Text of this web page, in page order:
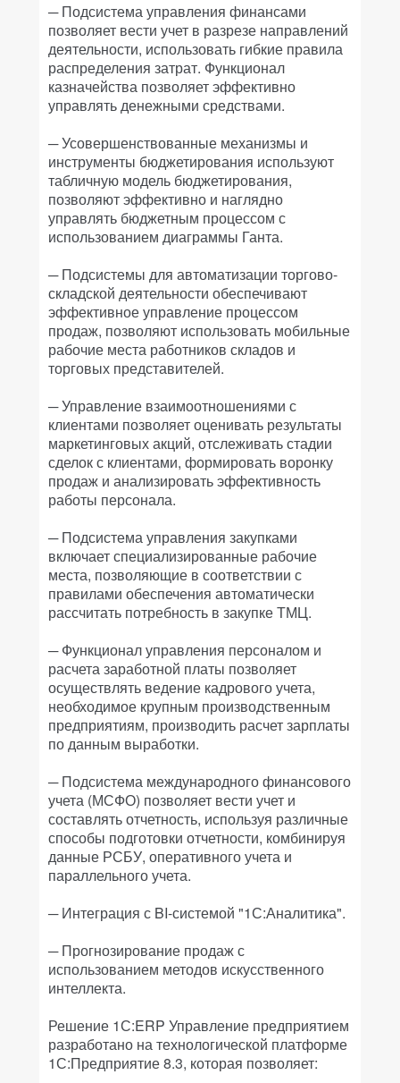
─ Подсистема управления финансами
позволяет вести учет в разрезе направлений
деятельности, использовать гибкие правила
распределения затрат. Функционал
казначейства позволяет эффективно
управлять денежными средствами.
─ Усовершенствованные механизмы и
инструменты бюджетирования используют
табличную модель бюджетирования,
позволяют эффективно и наглядно
управлять бюджетным процессом с
использованием диаграммы Ганта.
─ Подсистемы для автоматизации торгово-
складской деятельности обеспечивают
эффективное управление процессом
продаж, позволяют использовать мобильные
рабочие места работников складов и
торговых представителей.
─ Управление взаимоотношениями с
клиентами позволяет оценивать результаты
маркетинговых акций, отслеживать стадии
сделок с клиентами, формировать воронку
продаж и анализировать эффективность
работы персонала.
─ Подсистема управления закупками
включает специализированные рабочие
места, позволяющие в соответствии с
правилами обеспечения автоматически
рассчитать потребность в закупке ТМЦ.
─ Функционал управления персоналом и
расчета заработной платы позволяет
осуществлять ведение кадрового учета,
необходимое крупным производственным
предприятиям, производить расчет зарплаты
по данным выработки.
─ Подсистема международного финансового
учета (МСФО) позволяет вести учет и
составлять отчетность, используя различные
способы подготовки отчетности, комбинируя
данные РСБУ, оперативного учета и
параллельного учета.
─ Интеграция с BI-системой "1С:Аналитика".
─ Прогнозирование продаж с
использованием методов искусственного
интеллекта.
Решение 1С:ERP Управление предприятием
разработано на технологической платформе
1С:Предприятие 8.3, которая позволяет: